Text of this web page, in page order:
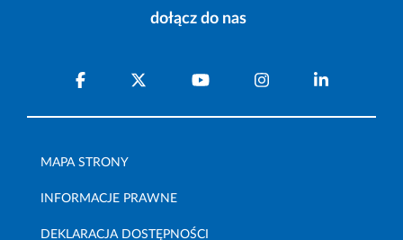
dołącz do nas
MAPA STRONY
INFORMACJE PRAWNE
DEKLARACJA DOSTĘPNOŚCI